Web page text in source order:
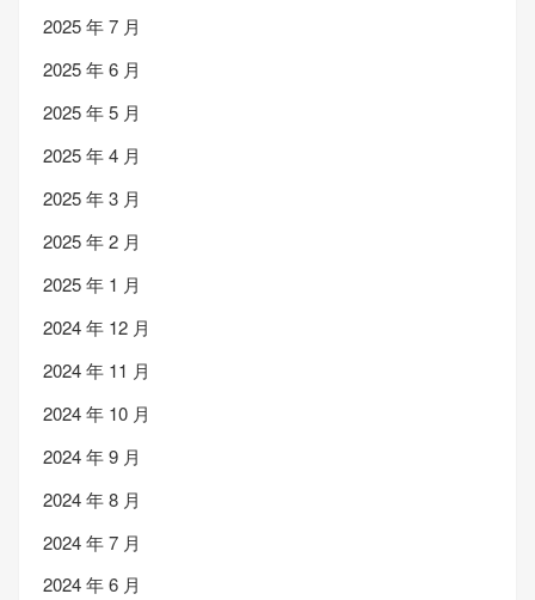
2025 年 7 月
2025 年 6 月
2025 年 5 月
2025 年 4 月
2025 年 3 月
2025 年 2 月
2025 年 1 月
2024 年 12 月
2024 年 11 月
2024 年 10 月
2024 年 9 月
2024 年 8 月
2024 年 7 月
2024 年 6 月